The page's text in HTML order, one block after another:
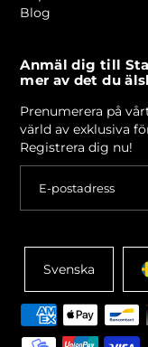
Blog
Anmäl dig till
mer av det du
Prenumerera på
värld av exklusiva
Registrera dig nu!
Svenska